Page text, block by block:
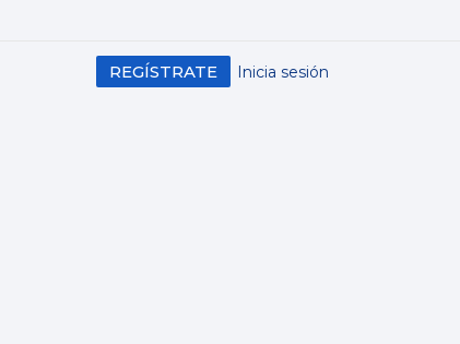
Inicia sesión
REGÍSTRATE